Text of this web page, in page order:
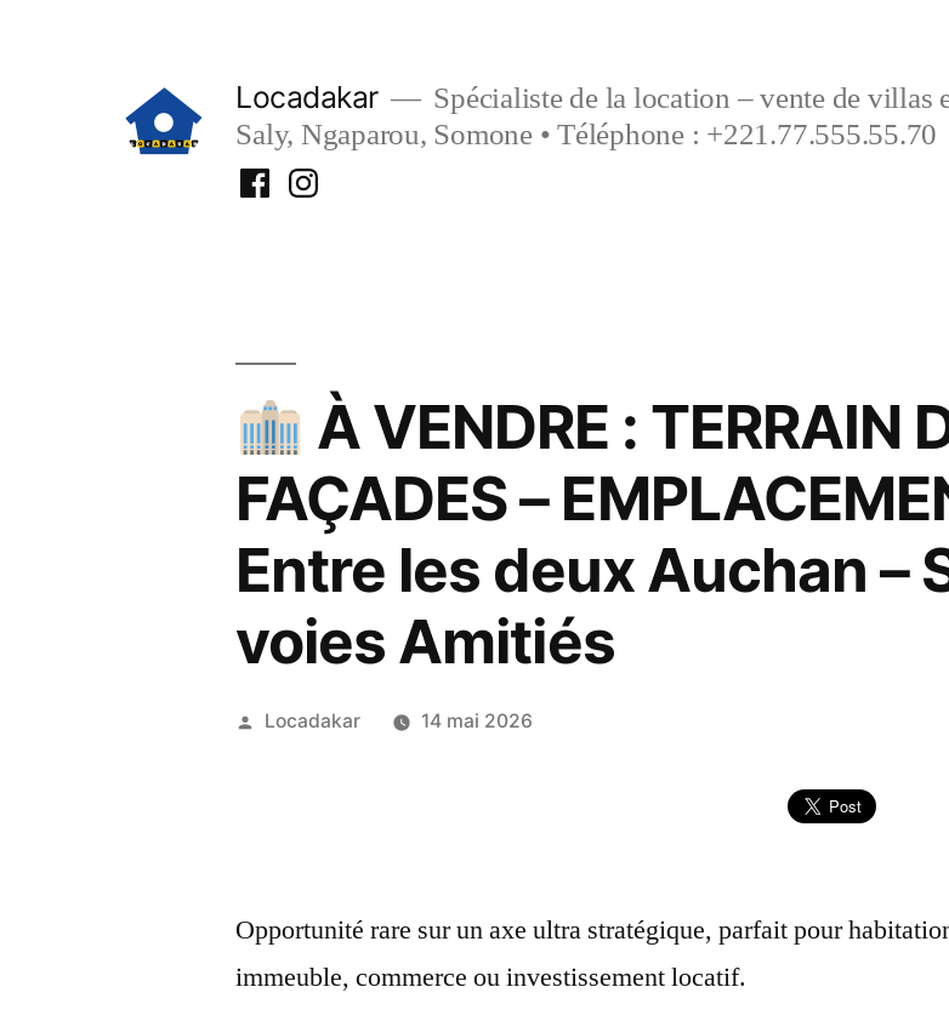
Locadakar
Spécialiste de la location – vente de villas
Saly, Ngaparou, Somone • Téléphone : +221.77.555.55.70
FacebookInstagram
À VENDRE : TERRAIN
FAÇADES –
Entre les deux Auchan –
voies Amitiés
Publié
Locadakar 14 mai 2026
Opportunité rare sur un axe ultra stratégique, parfait pour
immeuble, commerce ou investissement locatif.